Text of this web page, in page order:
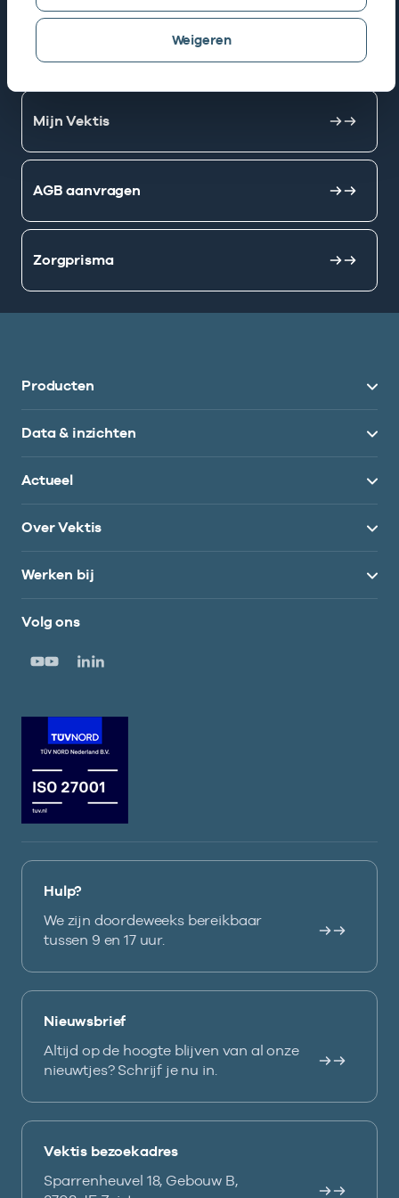
Weigeren
AGB zoeken
Mijn Vektis
AGB aanvragen
Zorgprisma
Producten
Data & inzichten
Actueel
Over Vektis
Werken bij
Volg ons
Hulp?
We zijn doordeweeks bereikbaar
tussen 9 en 17 uur.
Nieuwsbrief
Altijd op de hoogte blijven van al onze
nieuwtjes? Schrijf je nu in.
Vektis bezoekadres
Sparrenheuvel 18, Gebouw B,